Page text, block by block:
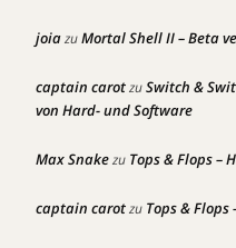
joiazuMortal Shell II – Beta
captain carotzuSwitch &
von Hard- und Software
Max Snakezu Tops & Flops –
captain carotzu Tops & Flops